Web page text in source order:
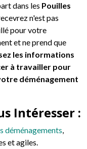
dans les Pouilles
n'est pas
pour votre
et ne prend que
les informations
à travailler pour
déménagement
Intéresser :
déménagements,
et agiles.